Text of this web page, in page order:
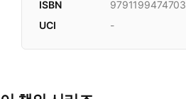
ISBN
9791199474703
UCI
-